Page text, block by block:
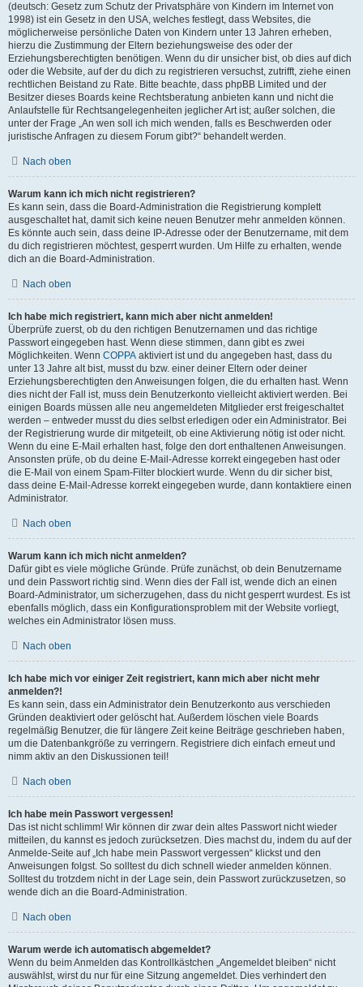
(deutsch: Gesetz zum Schutz der Privatsphäre von Kindern im Internet von
1998) ist ein Gesetz in den USA, welches festlegt, dass Websites, die
möglicherweise persönliche Daten von Kindern unter 13 Jahren erheben,
hierzu die Zustimmung der Eltern beziehungsweise des oder der
Erziehungsberechtigten benötigen. Wenn du dir unsicher bist, ob dies auf dich
oder die Website, auf der du dich zu registrieren versuchst, zutrifft, ziehe einen
rechtlichen Beistand zu Rate. Bitte beachte, dass phpBB Limited und der
Besitzer dieses Boards keine Rechtsberatung anbieten kann und nicht die
Anlaufstelle für Rechtsangelegenheiten jeglicher Art ist; außer solchen, die
unter der Frage „An wen soll ich mich wenden, falls es Beschwerden oder
juristische Anfragen zu diesem Forum gibt?“ behandelt werden.
Nach oben
Warum kann ich mich nicht registrieren?
Es kann sein, dass die Board-Administration die Registrierung komplett
ausgeschaltet hat, damit sich keine neuen Benutzer mehr anmelden können.
Es könnte auch sein, dass deine IP-Adresse oder der Benutzername, mit dem
du dich registrieren möchtest, gesperrt wurden. Um Hilfe zu erhalten, wende
dich an die Board-Administration.
Nach oben
Ich habe mich registriert, kann mich aber nicht anmelden!
Überprüfe zuerst, ob du den richtigen Benutzernamen und das richtige
Passwort eingegeben hast. Wenn diese stimmen, dann gibt es zwei
Möglichkeiten. Wenn COPPA aktiviert ist und du angegeben hast, dass du
unter 13 Jahre alt bist, musst du bzw. einer deiner Eltern oder deiner
Erziehungsberechtigten den Anweisungen folgen, die du erhalten hast. Wenn
dies nicht der Fall ist, muss dein Benutzerkonto vielleicht aktiviert werden. Bei
einigen Boards müssen alle neu angemeldeten Mitglieder erst freigeschaltet
werden – entweder musst du dies selbst erledigen oder ein Administrator. Bei
der Registrierung wurde dir mitgeteilt, ob eine Aktivierung nötig ist oder nicht.
Wenn du eine E-Mail erhalten hast, folge den dort enthaltenen Anweisungen.
Ansonsten prüfe, ob du deine E-Mail-Adresse korrekt eingegeben hast oder
die E-Mail von einem Spam-Filter blockiert wurde. Wenn du dir sicher bist,
dass deine E-Mail-Adresse korrekt eingegeben wurde, dann kontaktiere einen
Administrator.
Nach oben
Warum kann ich mich nicht anmelden?
Dafür gibt es viele mögliche Gründe. Prüfe zunächst, ob dein Benutzername
und dein Passwort richtig sind. Wenn dies der Fall ist, wende dich an einen
Board-Administrator, um sicherzugehen, dass du nicht gesperrt wurdest. Es ist
ebenfalls möglich, dass ein Konfigurationsproblem mit der Website vorliegt,
welches ein Administrator lösen muss.
Nach oben
Ich habe mich vor einiger Zeit registriert, kann mich aber nicht mehr
anmelden?!
Es kann sein, dass ein Administrator dein Benutzerkonto aus verschieden
Gründen deaktiviert oder gelöscht hat. Außerdem löschen viele Boards
regelmäßig Benutzer, die für längere Zeit keine Beiträge geschrieben haben,
um die Datenbankgröße zu verringern. Registriere dich einfach erneut und
nimm aktiv an den Diskussionen teil!
Nach oben
Ich habe mein Passwort vergessen!
Das ist nicht schlimm! Wir können dir zwar dein altes Passwort nicht wieder
mitteilen, du kannst es jedoch zurücksetzen. Dies machst du, indem du auf der
Anmelde-Seite auf „Ich habe mein Passwort vergessen“ klickst und den
Anweisungen folgst. So solltest du dich schnell wieder anmelden können.
Solltest du trotzdem nicht in der Lage sein, dein Passwort zurückzusetzen, so
wende dich an die Board-Administration.
Nach oben
Warum werde ich automatisch abgemeldet?
Wenn du beim Anmelden das Kontrollkästchen „Angemeldet bleiben“ nicht
auswählst, wirst du nur für eine Sitzung angemeldet. Dies verhindert den